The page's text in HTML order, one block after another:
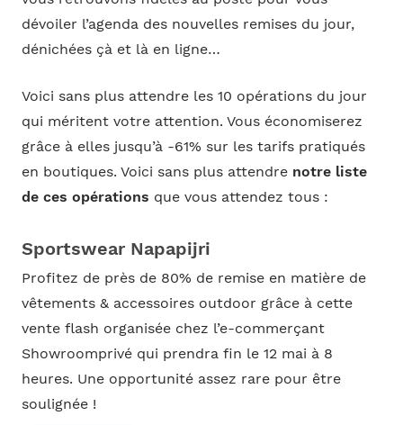
dévoiler l’agenda des nouvelles remises du jour,
dénichées çà et là en ligne…
Voici sans plus attendre les 10 opérations du jour
qui méritent votre attention. Vous économiserez
grâce à elles jusqu’à -61% sur les tarifs pratiqués
en boutiques. Voici sans plus attendre notre liste
de ces opérations que vous attendez tous :
Sportswear Napapijri
Profitez de près de 80% de remise en matière de
vêtements & accessoires outdoor grâce à cette
vente flash organisée chez l’e-commerçant
Showroomprivé qui prendra fin le 12 mai à 8
heures. Une opportunité assez rare pour être
soulignée !